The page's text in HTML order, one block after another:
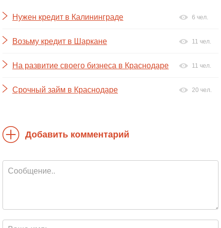
Нужен кредит в Калининграде 6 чел.
Возьму кредит в Шаркане 11 чел.
На развитие своего бизнеса в Краснодаре 11 чел.
Срочный займ в Краснодаре 20 чел.
Добавить комментарий